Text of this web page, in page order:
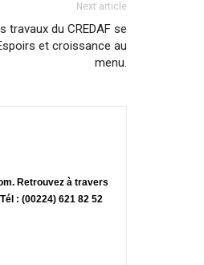
Next article
travaux du CREDAF se
et croissance au
menu.
Retrouvez à travers
: (00224) 621 82 52